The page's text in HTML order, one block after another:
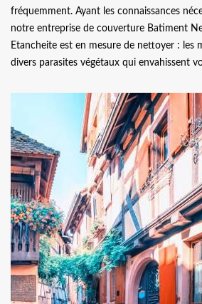
fréquemment. Ayant les connaissances
notre entreprise de couverture Batiment
Etancheite est en mesure de nettoyer : les
divers parasites végétaux qui envahissent